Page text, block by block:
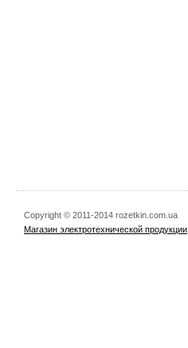
Copyright © 2011-2014 rozetkin.com.ua
Магазин электротехнической продукции